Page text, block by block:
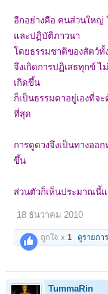
อีกอย่างคือ คนส่วนใหญ่
และปฏิบัติภาวนา
โดยธรรมชาติของสัตว์ทั้
จึงเกิดการปฏิเสธทุกข์
เกิดขึ้น
ก็เป็นธรรมดาอยู่เองที่จ
ที่สุด
การดูดวงจึงเป็นทางออ
ขึ้น
ส่วนตัวก็เห็นประมาณนี้แ
18 ธันวาคม 2010
ถูกใจ x 1 ดูรายการ
TummaRin